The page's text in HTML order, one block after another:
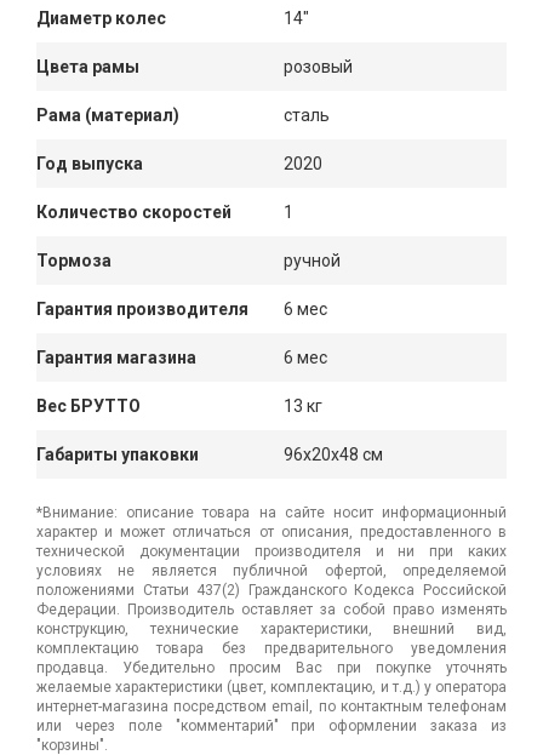
Диаметр колес 14"
Цвета рамы розовый
Рама (материал) сталь
Год выпуска 2020
Количество скоростей 1
Тормоза ручной
Гарантия производителя 6 мес
Гарантия магазина 6 мес
Вес БРУТТО 13 кг
Габариты упаковки 96x20x48 см
*Внимание: описание товара на сайте носит информационный
характер и может отличаться от описания, предоставленного в
технической документации производителя и ни при каких
условиях не является публичной офертой, определяемой
положениями Статьи 437(2) Гражданского Кодекса Российской
Федерации. Производитель оставляет за собой право изменять
конструкцию, технические характеристики, внешний вид,
комплектацию товара без предварительного уведомления
продавца. Убедительно просим Вас при покупке уточнять
желаемые характеристики (цвет, комплектацию, и т.д.) у оператора
интернет-магазина посредством email, по контактным телефонам
или через поле "комментарий" при оформлении заказа из
"корзины".